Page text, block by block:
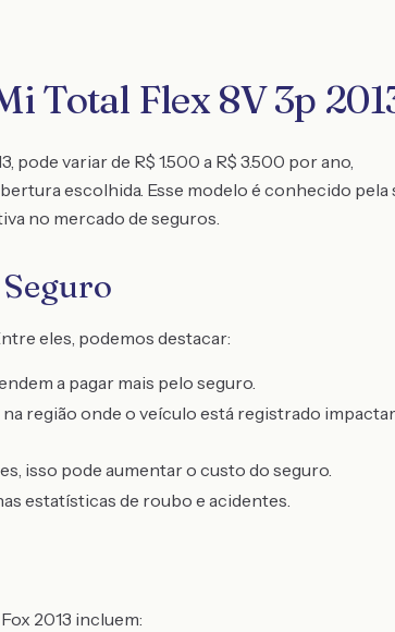
Total Flex 8V 3p
pode variar de R$ 1.500 a R$ 3.500 por ano,
escolhida. Esse modelo é conhecido pela
no mercado de seguros.
eles, podemos destacar:
a pagar mais pelo seguro.
região onde o veículo está registrado
isso pode aumentar o custo do seguro.
estatísticas de roubo e acidentes.
2013 incluem: